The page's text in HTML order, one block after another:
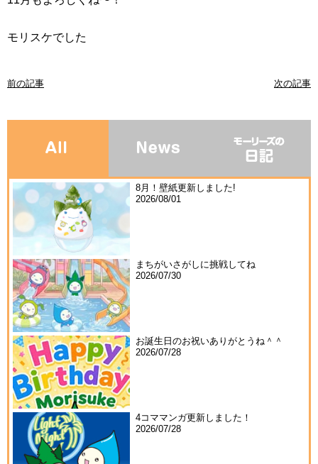
モリスケでした
前の記事 次の記事
8月！壁紙更新しました!
2026/08/01
まちがいさがしに挑戦してね
2026/07/30
お誕生日のお祝いありがとうね＾＾
2026/07/28
4コママンガ更新しました！
2026/07/28